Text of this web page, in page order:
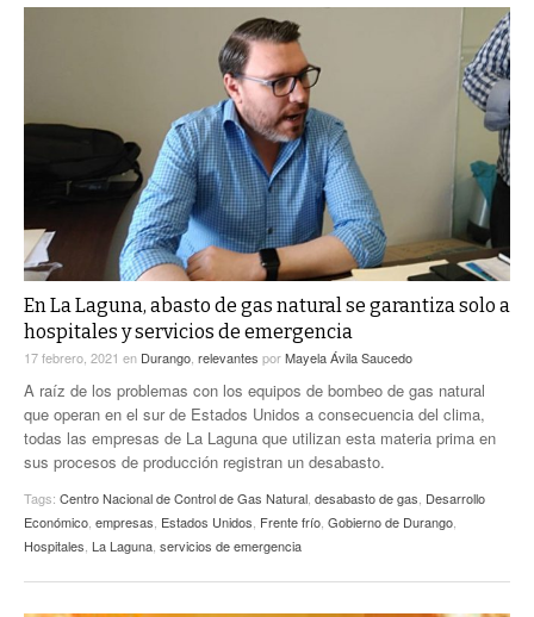
EXA INFORMA
CONTEXTOS
TRAYECTO LAGUNA
A MEDIA MAÑANA
A TODA LEY
ENTRE LAGUNEROS
DIÁLOGOS CON LA HISTORIA
TWEETS AND BEATS
LA MEJOR 97.1 ESTÉREO GALLITO
ACTUALIDADES GREM
PULSO
LA MEJOR INFORMACIÓN
En La Laguna, abasto de gas natural se garantiza solo a
hospitales y servicios de emergencia
17 febrero, 2021 en Durango relevantes porMayela Ávila Saucedo
A raíz de los problemas con los equipos de bombeo de gas natural
que operan en el sur de Estados Unidos a consecuencia del clima,
todas las empresas de La Laguna que utilizan esta materia prima en
sus procesos de producción registran un desabasto.
Tags: Centro Nacional de Control de Gas Natural desabasto de gas Desarrollo
Económico empresas Estados Unidos Frente frío Gobierno de Durango
Hospitales La Laguna servicios de emergencia